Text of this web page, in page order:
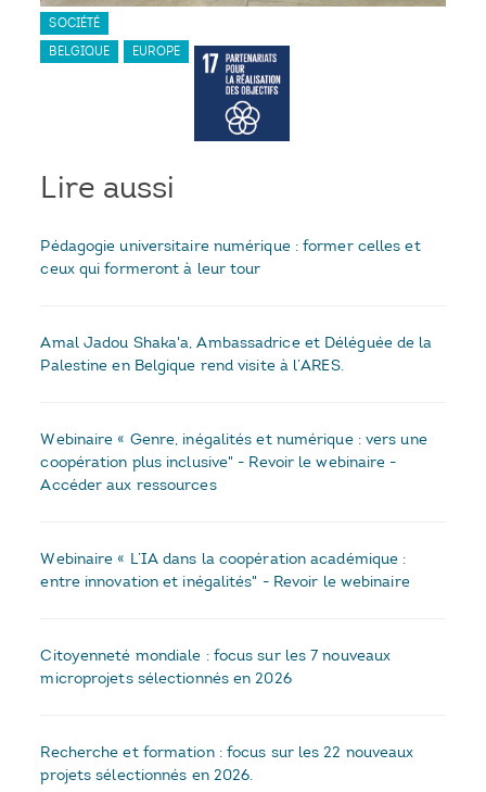
SOCIÉTÉ
BELGIQUE
EUROPE
Lire aussi
Pédagogie universitaire numérique : former celles et
ceux qui formeront à leur tour
Amal Jadou Shaka'a, Ambassadrice et Déléguée de la
Palestine en Belgique rend visite à l’ARES.
Webinaire « Genre, inégalités et numérique : vers une
coopération plus inclusive" - Revoir le webinaire -
Accéder aux ressources
Webinaire « L’IA dans la coopération académique :
entre innovation et inégalités" - Revoir le webinaire
Citoyenneté mondiale : focus sur les 7 nouveaux
microprojets sélectionnés en 2026
Recherche et formation : focus sur les 22 nouveaux
projets sélectionnés en 2026.